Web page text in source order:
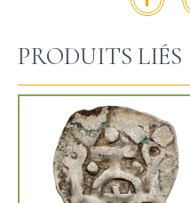
PRODUITS LIÉS